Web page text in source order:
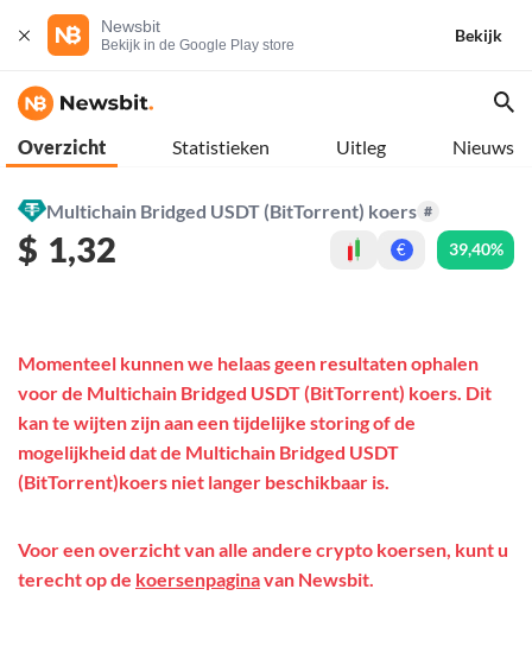
Newsbit
Bekijk in de Google Play store
Bekijk
Overzicht Statistieken Uitleg Nieuws
Multichain Bridged USDT (BitTorrent) koers #
$ 1,32 € 39,40%
Momenteel kunnen we helaas geen resultaten ophalen
voor de Multichain Bridged USDT (BitTorrent) koers. Dit
kan te wijten zijn aan een tijdelijke storing of de
mogelijkheid dat de Multichain Bridged USDT
(BitTorrent)koers niet langer beschikbaar is.
Voor een overzicht van alle andere crypto koersen, kunt u
terecht op de koersenpaginavan Newsbit.